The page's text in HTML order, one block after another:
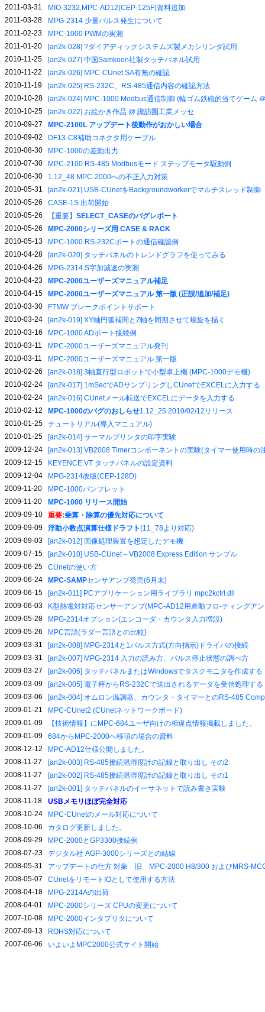
2011-03-31
MIO-3232,MPC-AD12(CEP-125F)資料追加
2011-03-28
MPG-2314 少量パルス発生について
2011-02-23
MPC-1000 PWMの実測
2011-01-20
[an2k-028] ?ダイアディックシステムズ製メカシリンダ試用
2010-11-25
[an2k-027] 中国Samkoon社製タッチパネル試用
2010-11-22
[an2k-026] MPC-CUnet SA有無の確認
2010-11-19
[an2k-025] RS-232C、RS-485通信内容の確認方法
2010-10-28
[an2k-024] MPC-1000 Modbus通信制御 (輪ゴム鉄砲的当てゲーム
2010-10-25
[an2k-022] お絵かき作品 @ 諏訪圏工業メッセ
2010-09-27
MPC-2100L アップデート後動作がおかしい場合
2010-09-02
DF13-C8補助コネクタ用ケーブル
2010-08-30
MPC-1000の差動出力
2010-07-30
MPC-2100 RS-485 Modbusモード ステップモータ駆動例
2010-06-30
1.12_48 MPC-2000への不正入力対策
2010-05-31
[an2k-021] USB-CUnetをBackgroundworkerでマルチスレッド制御
2010-05-26
CASE-1S 出荷開始
2010-05-26
【重要】 SELECT_CASEのバグレポート
2010-05-26
MPC-2000シリーズ用 CASE & RACK
2010-05-13
MPC-1000 RS-232Cポートの通信確認例
2010-04-28
[an2k-020] タッチパネルのトレンドグラフを使ってみる
2010-04-26
MPG-2314 S字加減速の実測
2010-04-23
MPC-2000ユーザーズマニュアル補足
2010-04-15
MPC-2000ユーザーズマニュアル 第一版 (正誤/追加/補足)
2010-03-30
FTMW ブレークポイントサポート
2010-03-24
[an2k-019] XY軸円弧補間とZ軸を同期させて螺旋を描く
2010-03-16
MPC-1000 ADポート接続例
2010-03-11
MPC-2000ユーザーズマニュアル発刊
2010-03-11
MPC-2000ユーザーズマニュアル 第一版
2010-02-26
[an2k-018] 3軸直行型ロボットで小型卓上機 (MPC-1000デモ機)
2010-02-24
[an2k-017] 1mSecでADサンプリングしCUnetでEXCELに入力する
2010-02-24
[an2k-016] CUnetメール転送でEXCELにデータを入力する
2010-02-12
MPC-1000のバグのおしらせ1.12_25 2010/02/12リリース
2010-01-25
チュートリアル(導入マニュアル)
2010-01-25
[an2k-014] サーマルプリンタの印字実験
2009-12-24
[an2k-013] VB2008 Timerコンポーネントの実験(タイマー使用時の
2009-12-15
KEYENCE VT タッチパネルの設定資料
2009-12-04
MPG-2314改版(CEP-128D)
2009-11-20
MPC-1000パンフレット
2009-11-20
MPC-1000 リリース開始
2009-09-10
重要:乗算・除算の優先対応について
2009-09-09
浮動小数点演算仕様ドラフト(11_78より対応)
2009-09-03
[an2k-012] 画像処理装置を想定したデモ機
2009-07-15
[an2k-010] USB-CUnet～VB2008 Express Edition サンプル
2009-06-25
CUnetの使い方
2009-06-24
MPC-SAMPセンサアンプ発売(6月末)
2009-06-15
[an2k-011] PCアプリケーション用ライブラリ mpc2kctrl.dll
2009-06-03
K型熱電対対応センサーアンプ(MPC-AD12用差動フロ-ティングア
2009-05-28
MPG-2314オプション(エンコーダ・カウンタ入力増設)
2009-05-26
MPC言語(ラダー言語との比較)
2009-03-31
[an2k-008] MPG-2314と1パルス方式(方向指示)ドライバの接続
2009-03-31
[an2k-007] MPG-2314 入力の読み方、パルス停止状態の調べ方
2009-03-27
[an2k-006] タッチパネルまたはWindowsでタスクモニタを作成する
2009-03-09
[an2k-005] 電子秤からRS-232Cで送出されるデータを受信処理する
2009-03-06
[an2k-004] オムロン温調器、カウンタ・タイマーとのRS-485
2009-01-21
MPC-CUnet2 (CUnetネットワークボード)
2009-01-09
【技術情報】にMPC-684ユーザ向けの相違点情報掲載しました。
2009-01-09
684からMPC-2000へ移項の場合の資料
2008-12-12
MPC-AD12仕様公開しました。
2008-11-27
[an2k-003] RS-485接続温湿度計の記録と取り出し その2
2008-11-27
[an2k-002] RS-485接続温湿度計の記録と取り出し その1
2008-11-27
[an2k-001] タッチパネルのイーサネットで読み書き実験
2008-11-18
USBメモリほぼ完全対応
2008-10-24
MPC-CUnetのメール対応について
2008-10-06
カタログ更新しました。
2008-09-29
MPC-2000とGP3300接続例
2008-07-23
デジタル社 AGP-3000シリーズとの結線
2008-05-31
アップデートの仕方 対象 旧 MPC-2000 H8/300 およびMRS-
2008-05-07
CUnetをリモートIOとして使用する方法
2008-04-18
MPG-2314Aの出荷
2008-04-01
MPC-2000シリーズ CPUの変更について
2007-10-08
MPC-2000インタプリタについて
2007-09-13
ROHS対応について
2007-06-06
いよいよMPC2000公式サイト開始